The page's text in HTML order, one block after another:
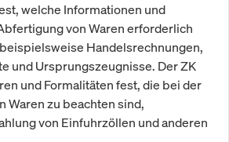
welche Informationen und
von Waren erforderlich
Handelsrechnungen,
und Ursprungszeugnisse. Der ZK
und Formalitäten fest, die bei der
Waren zu beachten sind,
von Einfuhrzöllen und anderen